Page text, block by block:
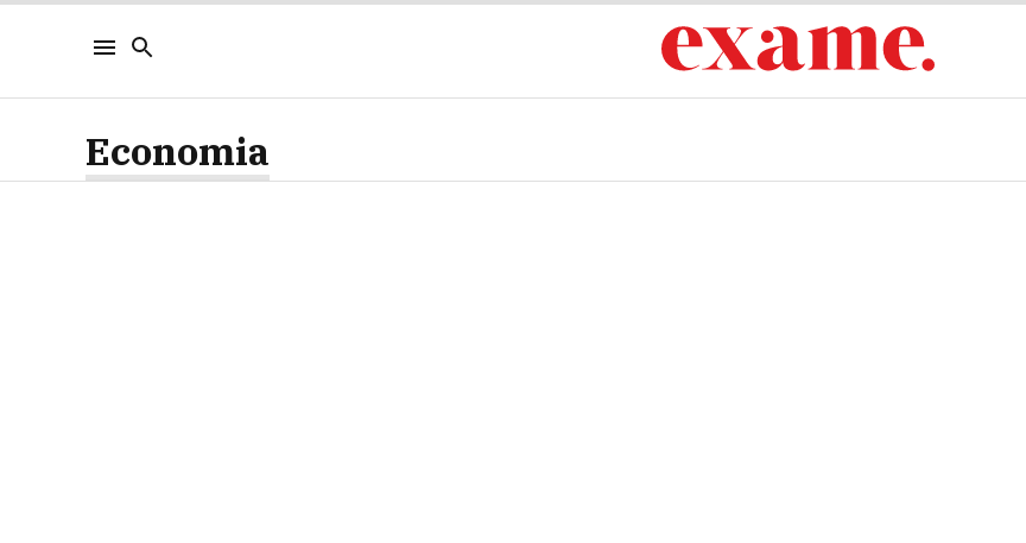
Economia